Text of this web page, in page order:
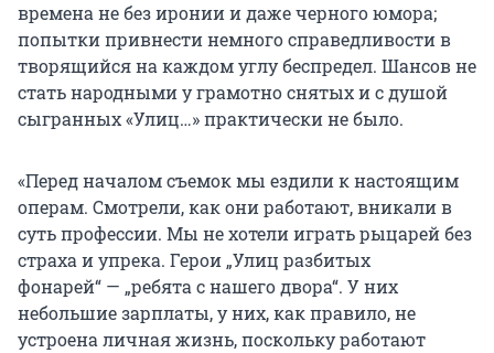
времена не без иронии и даже черного юмора;
попытки привнести немного справедливости в
творящийся на каждом углу беспредел. Шансов не
стать народными у грамотно снятых и с душой
сыгранных «Улиц…» практически не было.
«Перед началом съемок мы ездили к настоящим
операм. Смотрели, как они работают, вникали в
суть профессии. Мы не хотели играть рыцарей без
страха и упрека. Герои „Улиц разбитых
фонарей“ — „ребята с нашего двора“. У них
небольшие зарплаты, у них, как правило, не
устроена личная жизнь, поскольку работают